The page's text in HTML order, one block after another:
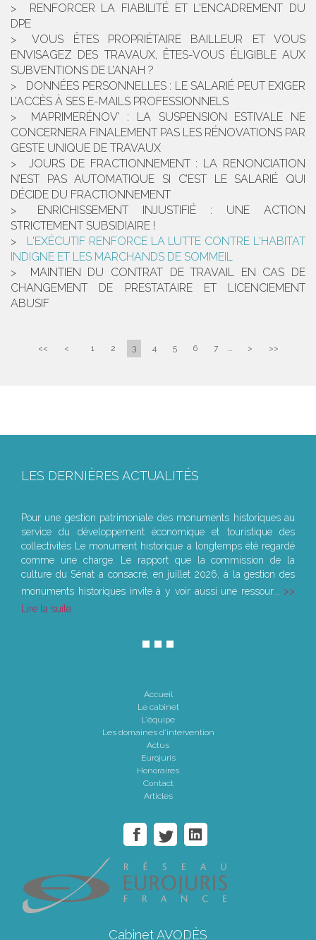
RENFORCER LA FIABILITÉ ET L'ENCADREMENT DU
DPE
VOUS ÊTES PROPRIÉTAIRE BAILLEUR ET VOUS
ENVISAGEZ DES TRAVAUX, ÊTES-VOUS ÉLIGIBLE AUX
SUBVENTIONS DE L’ANAH ?
DONNÉES PERSONNELLES : LE SALARIÉ PEUT EXIGER
L’ACCÈS À SES E-MAILS PROFESSIONNELS
MAPRIMERÉNOV' : LA SUSPENSION ESTIVALE NE
CONCERNERA FINALEMENT PAS LES RÉNOVATIONS PAR
GESTE UNIQUE DE TRAVAUX
JOURS DE FRACTIONNEMENT : LA RENONCIATION
N’EST PAS AUTOMATIQUE SI C’EST LE SALARIÉ QUI
DÉCIDE DU FRACTIONNEMENT
ENRICHISSEMENT INJUSTIFIÉ : UNE ACTION
STRICTEMENT SUBSIDIAIRE !
L'EXÉCUTIF RENFORCE LA LUTTE CONTRE L'HABITAT
INDIGNE ET LES MARCHANDS DE SOMMEIL
MAINTIEN DU CONTRAT DE TRAVAIL EN CAS DE
CHANGEMENT DE PRESTATAIRE ET LICENCIEMENT
ABUSIF
<< < 1 2 3 4 5 6 7 ... > >>
LES DERNIÈRES ACTUALITÉS
Pour une gestion patrimoniale des monuments historiques au
service du développement économique et touristique des
collectivités Le monument historique a longtemps été regardé
comme une charge. Le rapport que la commission de la
culture du Sénat a consacré, en juillet 2026, à la gestion des
monuments historiques invite à y voir aussi une ressour...
Lire la suite
Accueil
Le cabinet
L'équipe
Les domaines d'intervention
Actus
Eurojuris
Honoraires
Contact
Articles
Cabinet AVODÈS